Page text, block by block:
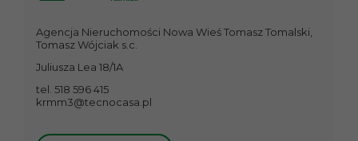
Agencja Nieruchomości Nowa Wieś Tomasz Tomalski,
Tomasz Wójciak s.c.
Juliusza Lea 18/1A
tel. 518 596 415
krmm3@tecnocasa.pl